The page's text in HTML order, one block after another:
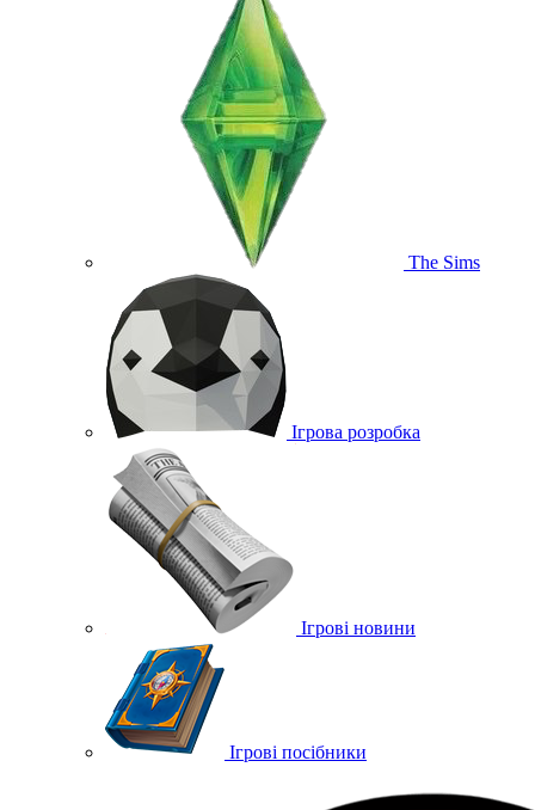
The Sims
Ігрова розробка
Ігрові новини
Ігрові посібники